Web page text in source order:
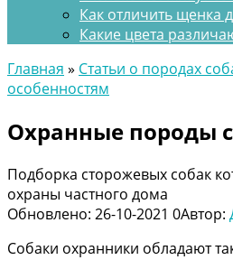
Как отличить щенка
Какие цвета
Главная » Статьи о породах
особенностям
Охранные породы
Подборка сторожевых собак
охраны частного дома
Обновлено: 26-10-2021 0Автор:
Собаки охранники обладают